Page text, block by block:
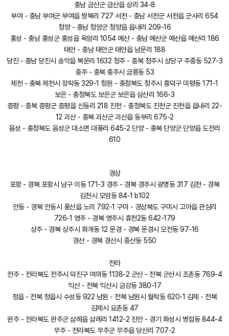
충남 금산군 금산읍 상리 34-8
부여 - 충남 부여군 부여읍 쌍북리 727 서천 - 충남 서천군 서천읍 군사리 654
청양 - 충남 청양군 청양읍 읍내리 209-16
홍성 - 충남 홍성군 홍성읍 옥암리 1054 예산 - 충남 예산군 예산읍 예산리 186
태안 - 충남 태안군 태안읍 남문리 188
당진 - 충남 당진시 송악읍 복운리 1632 청주 - 충북 청주시 상당구 주중동 527-3
충주 - 충북 충주시 금릉동 53
제천 - 충북 제천시 장락동 329-1 청원 - 충청북도 청주시 흥덕구 미평동 171-1
보은 - 충청북도 보은군 보은읍 삼산리 166-3
증평 - 충북 증평군 증평읍 신동리 218 진천 - 충청북도 진천군 진천읍 읍내리 22-
12 괴산 - 충북 괴산군 괴산읍 동부리 675-2
음성 - 충청북도 음성군 대소면 대풍리 645-2 단양 - 충북 단양군 단양읍 도전리
610
경상
포항 - 경북 포항시 남구 이동 171-3 경주 - 경북 경주시 광명동 317 김천 - 경북
김천시 모암동 84-1 b102
안동 - 경북 안동시 풍산읍 노리 792-1 구미 - 경상북도 구미시 고아읍 관심리
726-1 영주 - 경북 영주시 휴천2동 642-179
상주 - 경북 상주시 화개동 12 문경 - 경북 문경시 모전동 97-16
경산 - 경북 경산시 중산동 550
전라
전주 - 전라북도 전주시 덕진구 여의동 1138-2 군산 - 전북 군산시 조촌동 769-4
익산 - 전북 익산시 금강동 380-17
정읍 - 전북 정읍시 수성동 922 남원 - 전북 남원시 월락동 620-1 김제 - 전북
김제시 요촌동 47
완주 - 전라북도 완주군 삼례읍 삼례리 1412-2 진안 - 경기 화성시 병점동 844-4
무주 - 전라북도 무주군 무주읍 당산리 707-2